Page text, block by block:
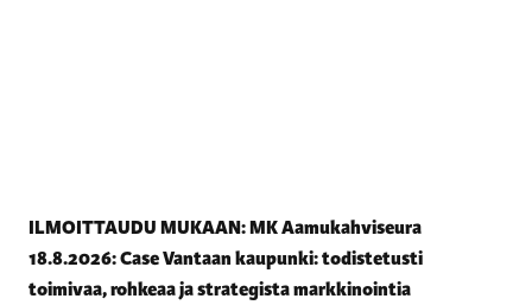
ILMOITTAUDU MUKAAN: MK Aamukahviseura
18.8.2026: Case Vantaan kaupunki: todistetusti
toimivaa, rohkeaa ja strategista markkinointia